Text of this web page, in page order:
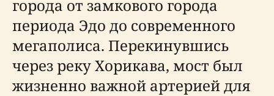
города от замкового города
периода Эдо до современного
мегаполиса. Перекинувшись
через реку Хорикава, мост был
жизненно важной артерией для